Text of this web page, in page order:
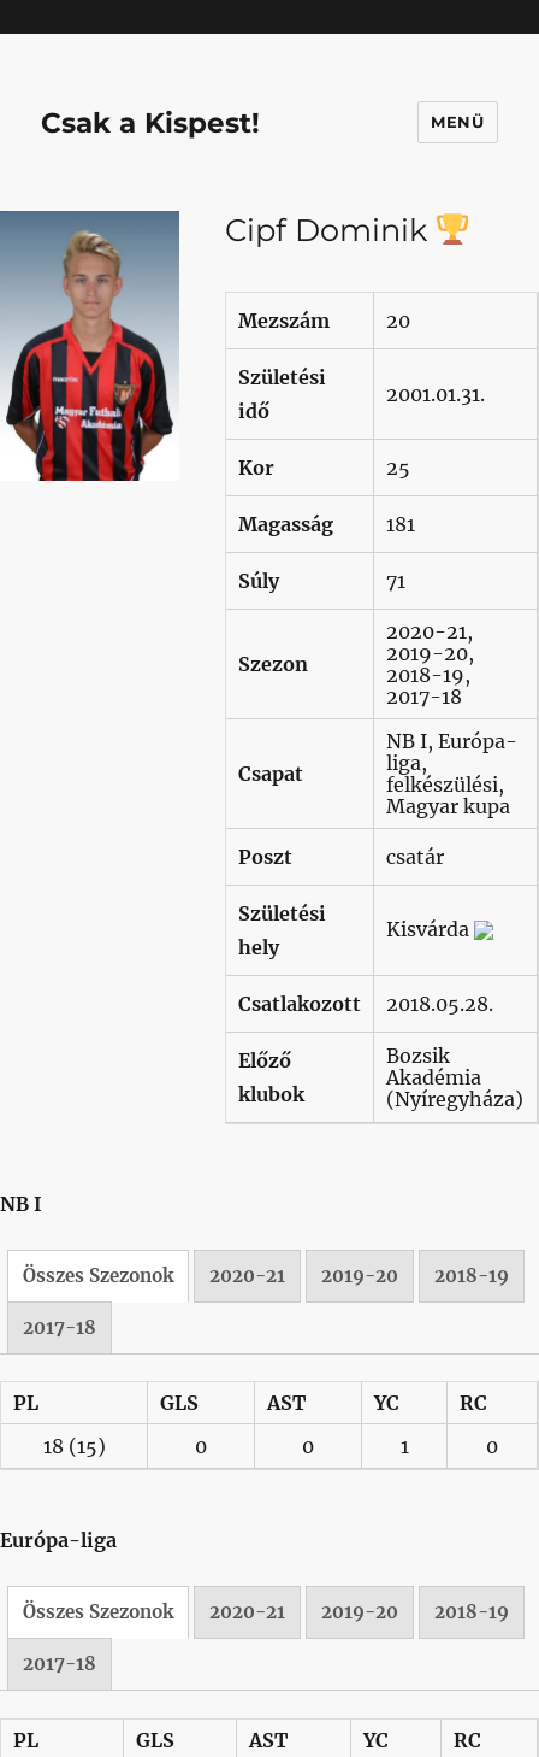
Csak a Kispest! MENÜ
Cipf Dominik
Mezszám 20
Születési
idő
2001.01.31.
Kor 25
Magasság 181
Súly 71
Szezon
2020-21,
2019-20,
2018-19,
2017-18
Csapat
NB I, Európa-
liga,
felkészülési,
Magyar kupa
Poszt csatár
Születési
hely
Kisvárda
Csatlakozott 2018.05.28.
Előző
klubok
Bozsik
Akadémia
(Nyíregyháza)
NB I
Összes Szezonok 2020-21 2019-20 2018-19
2017-18
PL GLS AST YC
RC
18 (15) 0 0 1 0
Európa-liga
Összes Szezonok 2020-21 2019-20 2018-19
2017-18
PL GLS AST YC
RC